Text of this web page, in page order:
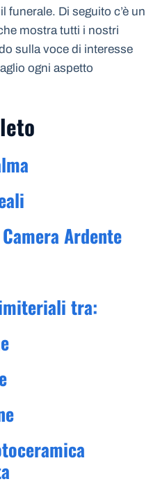
funerale. Di seguito c’è un
mostra tutti i nostri
sulla voce di interesse
ogni aspetto
Ardente
tra: